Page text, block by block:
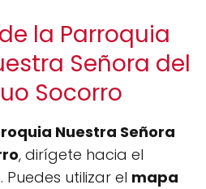
la Parroquia
Señora del
Socorro
Nuestra Señora
, dirígete hacia el
utilizar el mapa